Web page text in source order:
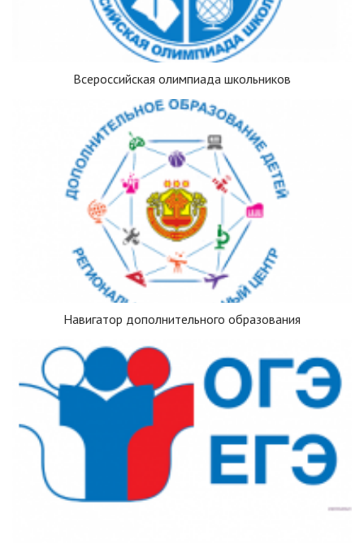
Всероссийская олимпиада школьников
Навигатор дополнительного образования